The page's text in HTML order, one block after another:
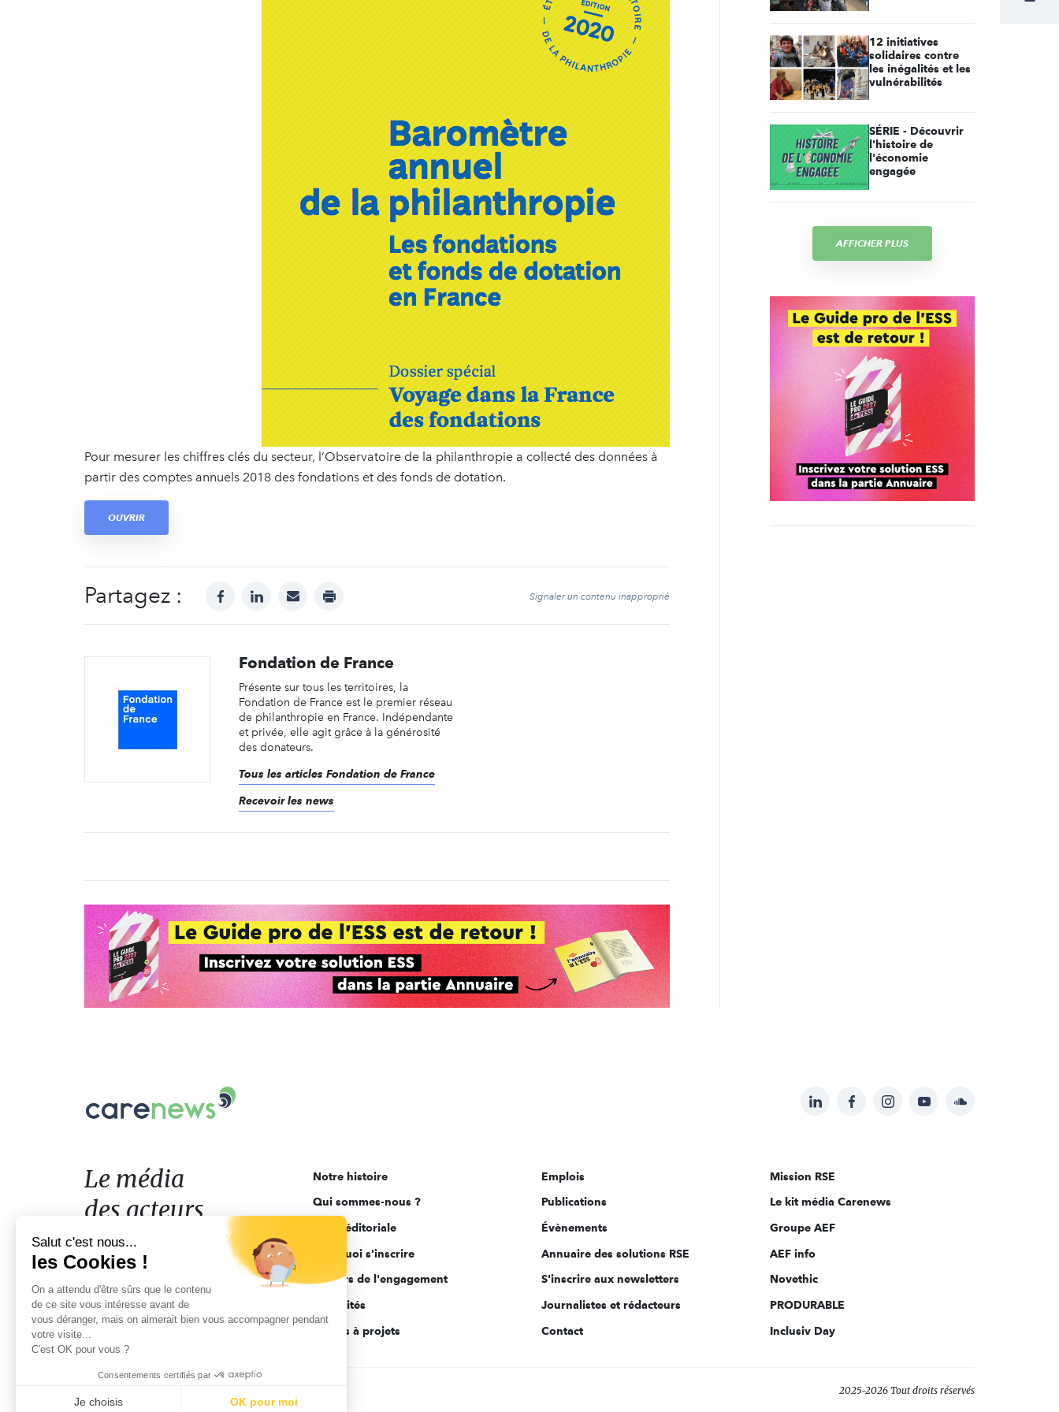
Pour mesurer les chiffres clés du secteur, l’Observatoire de la philanthropie a collecté des données à
partir des comptes annuels 2018 des fondations et des fonds de dotation.
OUVRIR
Partagez : facebooklinkedinmail print Signaler un contenu inapproprié
Fondation de France
Présente sur tous les territoires, la
Fondation de France est le premier réseau
de philanthropie en France. Indépendante
et privée, elle agit grâce à la générosité
des donateurs.
Tous les articles Fondation de France
Recevoir les news
12 initiatives
solidaires contre
les inégalités et les
vulnérabilités
SÉRIE - Découvrir
l'histoire de
l'économie
engagée
AFFICHER PLUS
Suivez-
sur:
LinkedInFacebookInstagramYouTubeSoundcloud
Le
acteurs
de
l'engagement
Le média
des acteurs
de l'engagement
Notre histoire
Qui sommes-nous ?
Ligne éditoriale
Pourquoi s'inscrire
Acteurs de l'engagement
Actualités
Appels à projets
Emplois
Publications
Évènements
Annuaire des solutions RSE
S'inscrire aux newsletters
Journalistes et rédacteurs
Contact
Mission RSE
Le kit média Carenews
Groupe AEF
AEF info
Novethic
PRODURABLE
Inclusiv Day
2025-2026 Tout droits réservés
Salut c'est nous...
les Cookies !
On a attendu d'être sûrs que le contenu
de ce site vous intéresse avant de
vous déranger, mais on aimerait bien vous accompagner pendant
votre visite...
C'est OK pour vous ?
Consentements certifiés par
Je choisis OK pour moi